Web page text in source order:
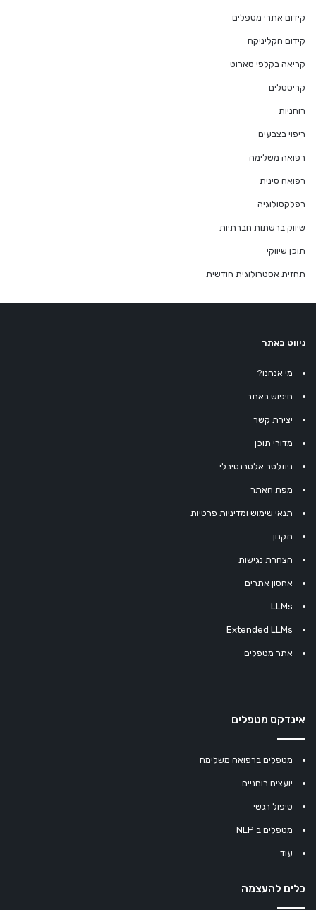
קידום אתרי מטפלים
קידום הקליניקה
קריאה בקלפי טארוט
קריסטלים
רוחניות
ריפוי בצבעים
רפואה משלימה
רפואה סינית
רפלקסולוגיה
שיווק ברשתות חברתיות
תוכן שיווקי
תחזית אסטרולוגית חודשית
ניווט באתר
מי אנחנו?
חיפוש באתר
יצירת קשר
מדורי תוכן
ניוזלטר אלטרנטיבלי
מפת האתר
תנאי שימוש ומדיניות פרטיות
תקנון
הצהרת נגישות
אחסון אתרים
LLMs
Extended LLMs
אתר מטפלים
אינדקס מטפלים
מטפלים ברפואה משלימה
יועצים רוחניים
טיפול רגשי
מטפלים ב NLP
עוד
כלים להעצמה